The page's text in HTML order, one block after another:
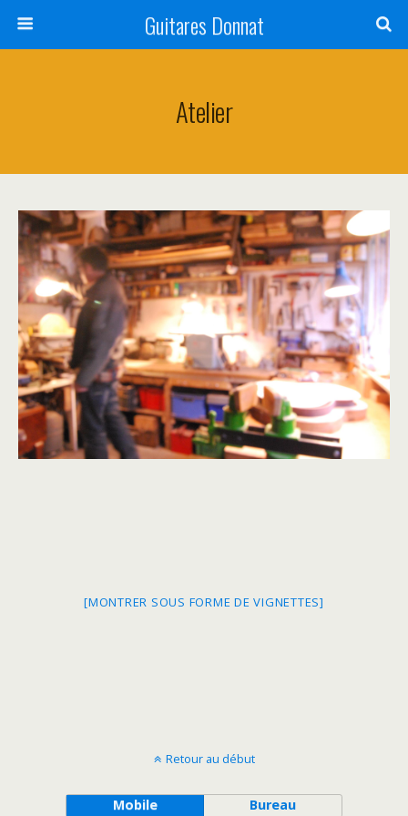
Guitares Donnat
Atelier
[MONTRER SOUS FORME DE VIGNETTES]
Retour au début
Mobile Bureau